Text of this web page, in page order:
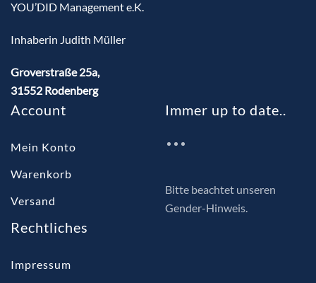
YOU’DID Management e.K.
Inhaberin Judith Müller
Groverstraße 25a,
31552 Rodenberg
Account
Mein Konto
Warenkorb
Versand
Immer up to date..
Bitte beachtet unseren
Gender-Hinweis.
Rechtliches
Impressum